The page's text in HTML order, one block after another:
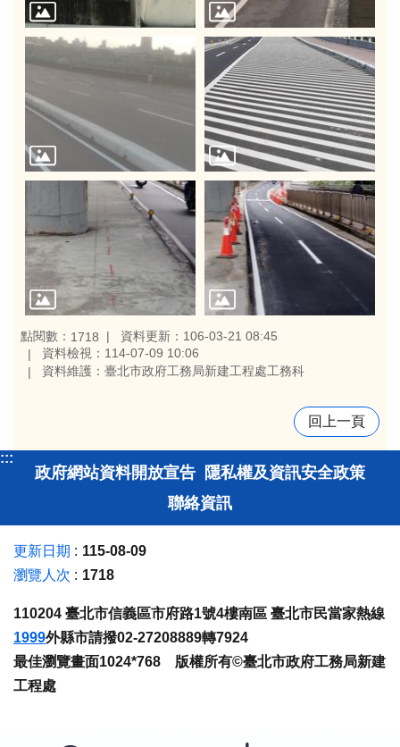
點閱數： 1718
資料更新：106-03-21 08:45
資料檢視：114-07-09 10:06
資料維護：臺北市政府工務局新建工程處工務科
回上一頁
:::
政府網站資料開放宣告 隱私權及資訊安全政策
聯絡資訊
更新日期
115-08-09
瀏覽人次
1718
110204 臺北市信義區市府路1號4樓南區 臺北市民當家熱線
1999外縣市請撥02-27208889轉7924
最佳瀏覽畫面1024*768 版權所有©臺北市政府工務局新建
工程處